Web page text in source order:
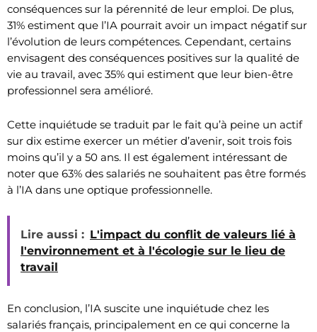
conséquences sur la pérennité de leur emploi. De plus,
31% estiment que l’IA pourrait avoir un impact négatif sur
l’évolution de leurs compétences. Cependant, certains
envisagent des conséquences positives sur la qualité de
vie au travail, avec 35% qui estiment que leur bien-être
professionnel sera amélioré.
Cette inquiétude se traduit par le fait qu’à peine un actif
sur dix estime exercer un métier d’avenir, soit trois fois
moins qu’il y a 50 ans. Il est également intéressant de
noter que 63% des salariés ne souhaitent pas être formés
à l’IA dans une optique professionnelle.
Lire aussi : L'impact du conflit de valeurs lié à
l'environnement et à l'écologie sur le lieu de
travail
En conclusion, l’IA suscite une inquiétude chez les
salariés français, principalement en ce qui concerne la